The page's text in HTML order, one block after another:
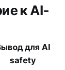
к AI-
для AI
safety